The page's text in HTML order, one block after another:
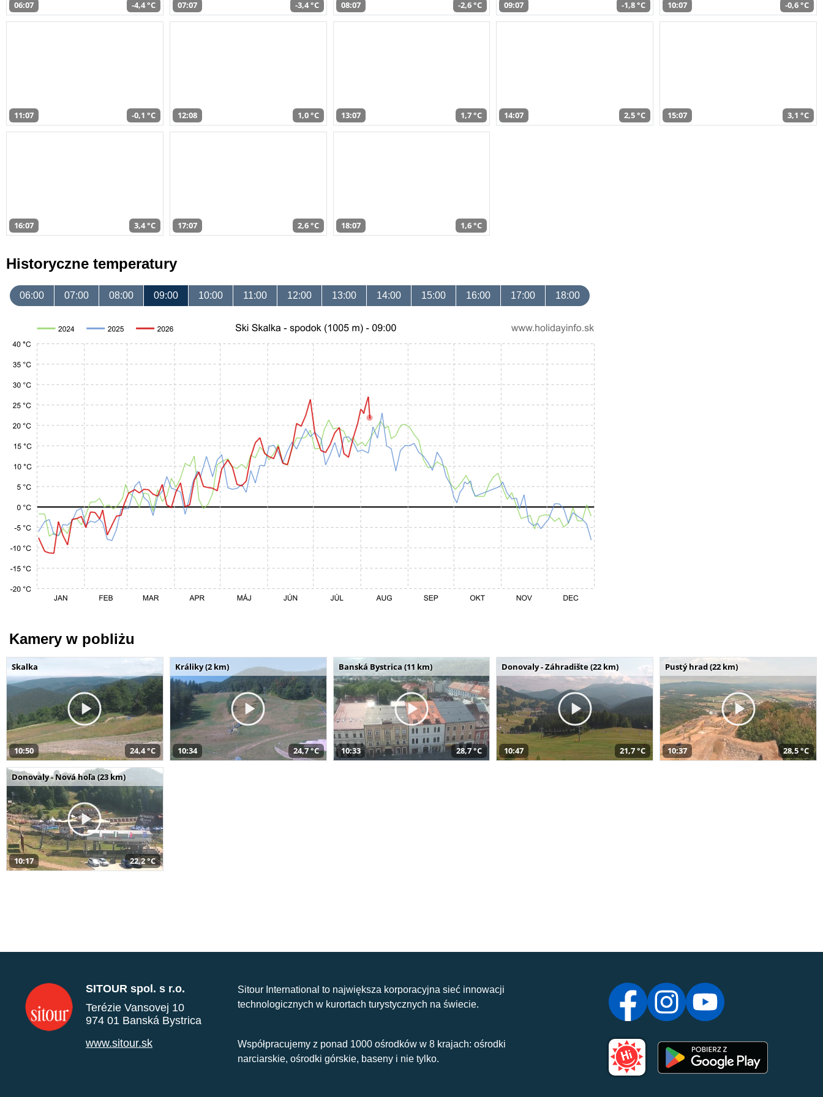
06:07 -4,4 °C 07:07 -3,4 °C 08:07 -2,6 °C 09:07 -1,8 °C 10:07 -0,6 °C
11:07 -0,1 °C 12:08 1,0 °C 13:07 1,7 °C 14:07 2,5 °C 15:07 3,1 °C
16:07 3,4 °C 17:07 2,6 °C 18:07 1,6 °C
Historyczne temperatury
06:00 07:00 08:00 09:00 10:00 11:00 12:00 13:00 14:00 15:00 16:00 17:00 18:00
Kamery w pobliżu
Skalka
10:50 24,4 °C
Králiky (2 km)
10:34 24,7 °C
Banská Bystrica (11 km)
10:33 28,7 °C
Donovaly - Záhradište (22 km)
10:47 21,7 °C
Pustý hrad (22 km)
10:37 28,5 °C
Donovaly - Nová hoľa (23 km)
10:17 22,2 °C
SITOUR spol. s r.o.
Terézie Vansovej 10
974 01 Banská Bystrica
www.sitour.sk
Sitour International to największa korporacyjna sieć innowacji
technologicznych w kurortach turystycznych na świecie.
Współpracujemy z ponad 1000 ośrodków w 8 krajach: ośrodki
narciarskie, ośrodki górskie, baseny i nie tylko.